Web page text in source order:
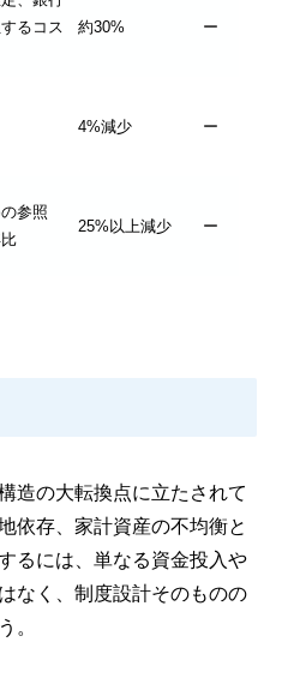
るコス
約30% ー
4%減少 ー
参照
25%以上減少 ー
造の大転換点に立たされて
依存、家計資産の不均衡と
るには、単なる資金投入や
なく、制度設計そのものの
。